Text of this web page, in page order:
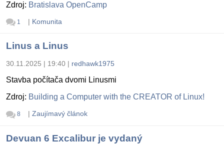
Zdroj: Bratislava OpenCamp
1 | Komunita
Linus a Linus
30.11.2025 | 19:40 | redhawk1975
Stavba počítača dvomi Linusmi
Zdroj: Building a Computer with the CREATOR of Linux!
8 | Zaujímavý článok
Devuan 6 Excalibur je vydaný